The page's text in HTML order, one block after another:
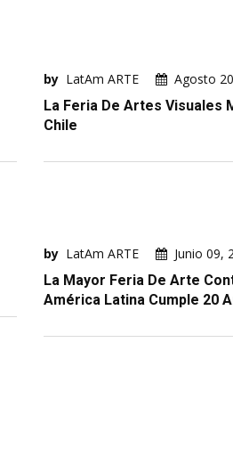
by LatAm ARTE
Agosto
La Feria De Artes Visuales
Chile
by LatAm ARTE
Junio 09,
La Mayor Feria De Arte
América Latina Cumple 20